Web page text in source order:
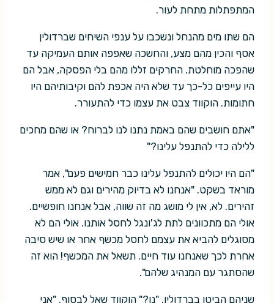
המתפתלות מתחת לעור.
הם שתו מים מהנחל ונשכבו על ענפי השיחים שברדולין
אסף והכין מהם מצע, והחשכה שאפפה אותם העמיקה עד
שהפכה מוחלטת. החרקים זללו מהם בלי הפסקה, אבל הם
היו עייפים כל-כך עד שלא היה אכפת להם וקיבותיהם היו
חתומות. הוקווד צבט את עצמו כדי להתעורר.
"אתם חושבים שהם באמת נתנו לנו לברוח? או שהם מחכים
ללילה כדי להתנפל עלינו?"
"הם היו יכולים להתנפל עלינו כבר חמישים פעם", אמר
מוראד בשקט. "אנחנו לא בדיוק מהירים וגם לא ממש
זהירים. לא, אין לי מושג מה זה שווה, אבל אנחנו חופשיים.
אולי הם מתכוונים לתת לג'ונגל לחסל אותנו. אולי הם לא
מסוגלים להביא את עצמם לחסל מכשף אחר או שיש סיבה
אחרת לכך שאנחנו עוד חיים. תשאל את המכשף! הוא זה
שהסתגר עם המנהיג שלהם".
שניהם הביטו בברדולין. "נו?" הוקווד שאל לבסוף. "אני